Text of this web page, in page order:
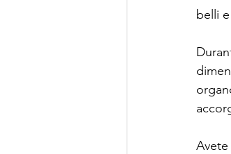
belli